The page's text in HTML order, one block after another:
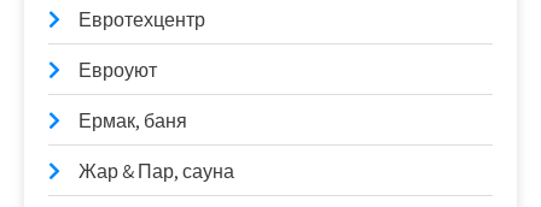
Евротехцентр
Евроуют
Ермак, баня
Жар & Пар, сауна